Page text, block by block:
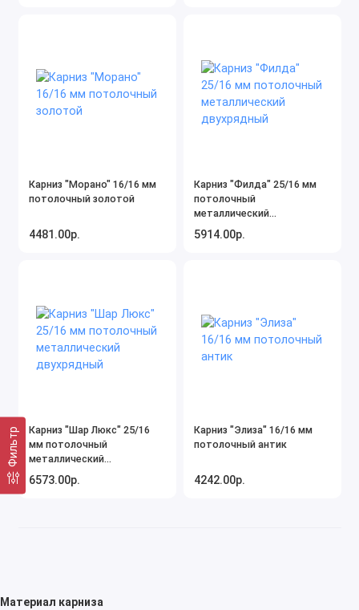
Фильтр
Карниз "Морано" 16/16 мм
потолочный золотой
4481.00р.
Карниз "Филда" 25/16 мм
потолочный
металлический
двухрядный
5914.00р.
Карниз "Шар Люкс" 25/16
мм потолочный
металлический
двухрядный
6573.00р.
Карниз "Элиза" 16/16 мм
потолочный антик
4242.00р.
Материал карниза